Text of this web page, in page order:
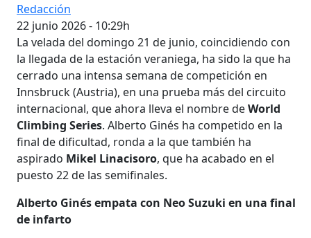
Redacción
22 junio 2026 - 10:29h
La velada del domingo 21 de junio, coincidiendo con
la llegada de la estación veraniega, ha sido la que ha
cerrado una intensa semana de competición en
Innsbruck (Austria), en una prueba más del circuito
internacional, que ahora lleva el nombre deWorld
Climbing Series. Alberto Ginés ha competido en la
final de dificultad, ronda a la que también ha
aspirado Mikel Linacisoro, que ha acabado en el
puesto 22 de las semifinales.
Alberto Ginés empata con Neo Suzuki en una final
de infarto